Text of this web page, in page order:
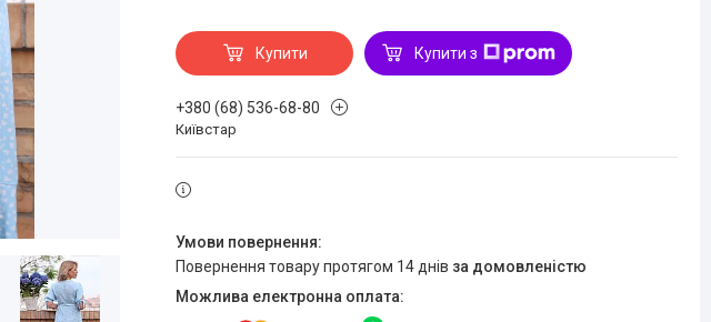
Купити Купити з
+380 (68) 536-68-80
Київстар
повернення товару протягом 14 днів за домовленістю